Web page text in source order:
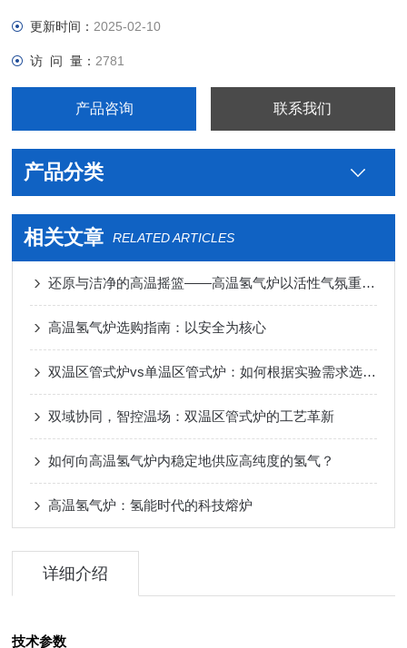
更新时间： 2025-02-10
访 问 量： 2781
产品咨询 联系我们
产品分类
相关文章 RELATED ARTICLES
还原与洁净的高温摇篮——高温氢气炉以活性气氛重塑材料热处理边界
高温氢气炉选购指南：以安全为核心
双温区管式炉vs单温区管式炉：如何根据实验需求选择合适设备
双域协同，智控温场：双温区管式炉的工艺革新
如何向高温氢气炉内稳定地供应高纯度的氢气？
高温氢气炉：氢能时代的科技熔炉
详细介绍
技术参数